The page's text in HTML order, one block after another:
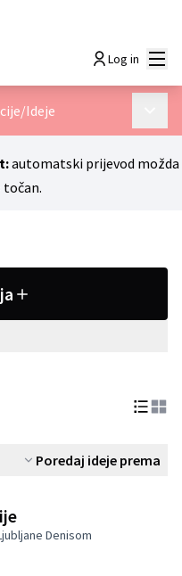
Choisir la langue
Log in
/Ideje
automatski prijevod možda
Poredaj ideje prema
Denisom